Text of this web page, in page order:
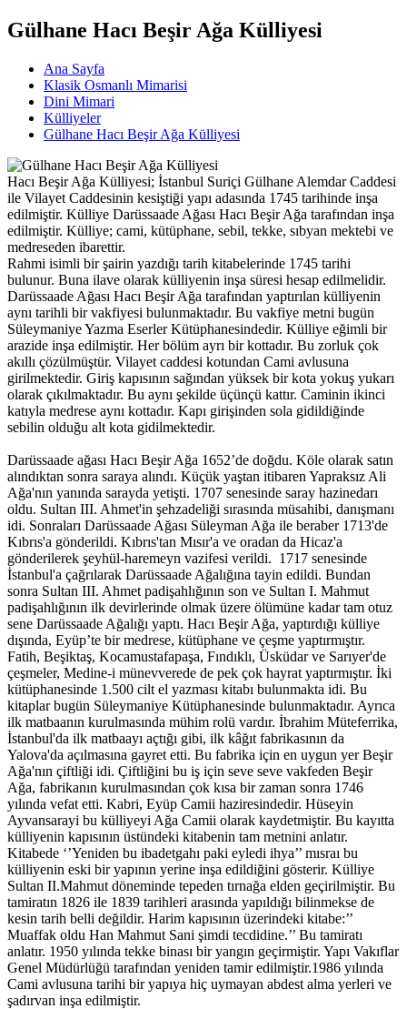
Gülhane Hacı Beşir Ağa Külliyesi
Ana Sayfa
Klasik Osmanlı Mimarisi
Dini Mimari
Külliyeler
Gülhane Hacı Beşir Ağa Külliyesi
Hacı Beşir Ağa Külliyesi; İstanbul Suriçi Gülhane Alemdar Caddesi
ile Vilayet Caddesinin kesiştiği yapı adasında 1745 tarihinde inşa
edilmiştir. Külliye Darüssaade Ağası Hacı Beşir Ağa tarafından inşa
edilmiştir. Külliye; cami, kütüphane, sebil, tekke, sıbyan mektebi ve
medreseden ibarettir.
Rahmi isimli bir şairin yazdığı tarih kitabelerinde 1745 tarihi
bulunur. Buna ilave olarak külliyenin inşa süresi hesap edilmelidir.
Darüssaade Ağası Hacı Beşir Ağa tarafından yaptırılan külliyenin
aynı tarihli bir vakfiyesi bulunmaktadır. Bu vakfiye metni bugün
Süleymaniye Yazma Eserler Kütüphanesindedir. Külliye eğimli bir
arazide inşa edilmiştir. Her bölüm ayrı bir kottadır. Bu zorluk çok
akıllı çözülmüştür. Vilayet caddesi kotundan Cami avlusuna
girilmektedir. Giriş kapısının sağından yüksek bir kota yokuş yukarı
olarak çıkılmaktadır. Bu aynı şekilde üçünçü kattır. Caminin ikinci
katıyla medrese aynı kottadır. Kapı girişinden sola gidildiğinde
sebilin olduğu alt kota gidilmektedir.
Darüssaade ağası Hacı Beşir Ağa 1652’de doğdu. Köle olarak satın
alındıktan sonra saraya alındı. Küçük yaştan itibaren Yapraksız Ali
Ağa'nın yanında sarayda yetişti. 1707 senesinde saray hazinedarı
oldu. Sultan III. Ahmet'in şehzadeliği sırasında müsahibi, danışmanı
idi. Sonraları Darüssaade Ağası Süleyman Ağa ile beraber 1713'de
Kıbrıs'a gönderildi. Kıbrıs'tan Mısır'a ve oradan da Hicaz'a
gönderilerek şeyhül-haremeyn vazifesi verildi. 1717 senesinde
İstanbul'a çağrılarak Darüssaade Ağalığına tayin edildi. Bundan
sonra Sultan III. Ahmet padişahlığının son ve Sultan I. Mahmut
padişahlığının ilk devirlerinde olmak üzere ölümüne kadar tam otuz
sene Darüssaade Ağalığı yaptı. Hacı Beşir Ağa, yaptırdığı külliye
dışında, Eyüp’te bir medrese, kütüphane ve çeşme yaptırmıştır.
Fatih, Beşiktaş, Kocamustafapaşa, Fındıklı, Üsküdar ve Sarıyer'de
çeşmeler, Medine-i münevverede de pek çok hayrat yaptırmıştır. İki
kütüphanesinde 1.500 cilt el yazması kitabı bulunmakta idi. Bu
kitaplar bugün Süleymaniye Kütüphanesinde bulunmaktadır. Ayrıca
ilk matbaanın kurulmasında mühim rolü vardır. İbrahim Müteferrika,
İstanbul'da ilk matbaayı açtığı gibi, ilk kâğıt fabrikasının da
Yalova'da açılmasına gayret etti. Bu fabrika için en uygun yer Beşir
Ağa'nın çiftliği idi. Çiftliğini bu iş için seve seve vakfeden Beşir
Ağa, fabrikanın kurulmasından çok kısa bir zaman sonra 1746
yılında vefat etti. Kabri, Eyüp Camii haziresindedir. Hüseyin
Ayvansarayi bu külliyeyi Ağa Camii olarak kaydetmiştir. Bu kayıtta
külliyenin kapısının üstündeki kitabenin tam metnini anlatır.
Kitabede ‘’Yeniden bu ibadetgahı paki eyledi ihya’’ mısraı bu
külliyenin eski bir yapının yerine inşa edildiğini gösterir. Külliye
Sultan II.Mahmut döneminde tepeden tırnağa elden geçirilmiştir. Bu
tamiratın 1826 ile 1839 tarihleri arasında yapıldığı bilinmekse de
kesin tarih belli değildir. Harim kapısının üzerindeki kitabe:’’
Muaffak oldu Han Mahmut Sani şimdi tecdidine.’’ Bu tamiratı
anlatır. 1950 yılında tekke binası bir yangın geçirmiştir. Yapı Vakıflar
Genel Müdürlüğü tarafından yeniden tamir edilmiştir.1986 yılında
Cami avlusuna tarihi bir yapıya hiç uymayan abdest alma yerleri ve
şadırvan inşa edilmiştir.